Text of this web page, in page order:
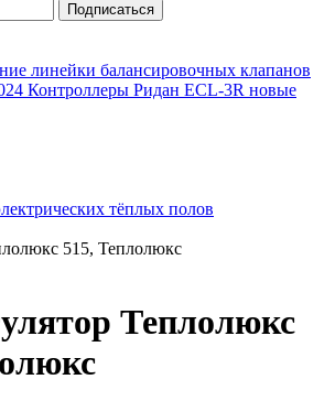
Подписаться
линейки балансировочных клапанов
Контроллеры Ридан ECL-3R новые
тёплых полов
515, Теплолюкс
Теплолюкс